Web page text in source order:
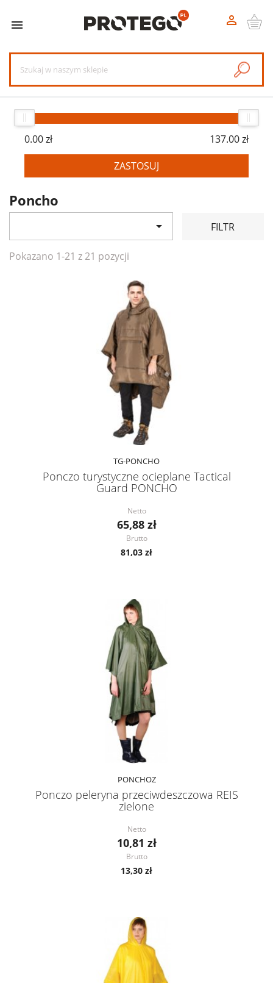
 
0.00 zł
137.00 zł
ZASTOSUJ
Poncho
 FILTR
Pokazano 1-21 z 21 pozycji
TG-PONCHO
Ponczo turystyczne ocieplane Tactical
Guard PONCHO
Netto
65,88 zł
Brutto
81,03 zł
PONCHOZ
Ponczo peleryna przeciwdeszczowa REIS
zielone
Netto
10,81 zł
Brutto
13,30 zł